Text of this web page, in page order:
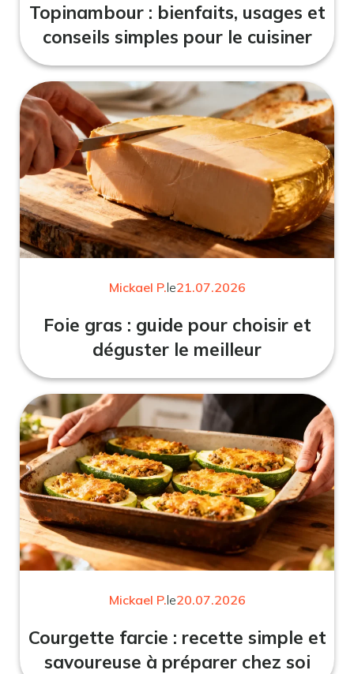
Topinambour : bienfaits, usages et
conseils simples pour le cuisiner
Mickael P.le21.07.2026
Foie gras : guide pour choisir et
déguster le meilleur
Mickael P.le20.07.2026
Courgette farcie : recette simple et
savoureuse à préparer chez soi